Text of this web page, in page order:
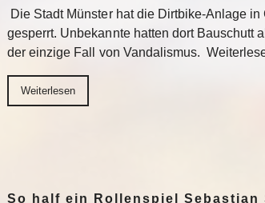
Die Stadt Münster hat die Dirtbike-Anlage in
gesperrt. Unbekannte hatten dort Bauschutt
der einzige Fall von Vandalismus.
Weiterlesen
So half ein Rollenspiel Sebastian